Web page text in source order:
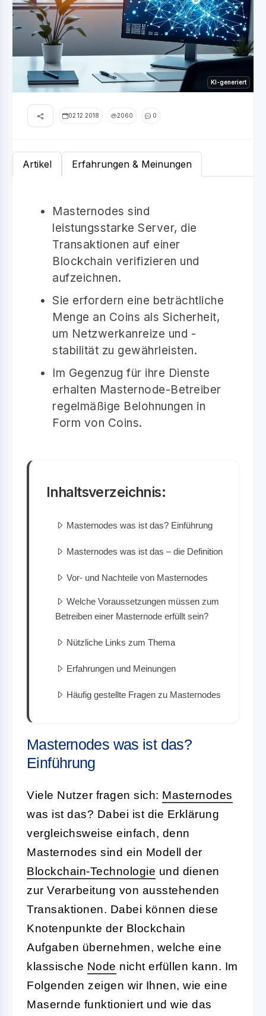
KI-generiert
02.12.2018 2060 0
Artikel Erfahrungen & Meinungen
Masternodes sind
leistungsstarke Server, die
Transaktionen auf einer
Blockchain verifizieren und
aufzeichnen.
Sie erfordern eine beträchtliche
Menge an Coins als Sicherheit,
um Netzwerkanreize und -
stabilität zu gewährleisten.
Im Gegenzug für ihre Dienste
erhalten Masternode-Betreiber
regelmäßige Belohnungen in
Form von Coins.
Inhaltsverzeichnis:
Masternodes was ist das? Einführung
Masternodes was ist das – die Definition
Vor- und Nachteile von Masternodes
Welche Voraussetzungen müssen zum
Betreiben einer Masternode erfüllt sein?
Nützliche Links zum Thema
Erfahrungen und Meinungen
Häufig gestellte Fragen zu Masternodes
Masternodes was ist das?
Einführung
Viele Nutzer fragen sich: Masternodes
was ist das? Dabei ist die Erklärung
vergleichsweise einfach, denn
Masternodes sind ein Modell der
Blockchain-Technologie und dienen
zur Verarbeitung von ausstehenden
Transaktionen. Dabei können diese
Knotenpunkte der Blockchain
Aufgaben übernehmen, welche eine
klassische Node nicht erfüllen kann. Im
Folgenden zeigen wir Ihnen, wie eine
Masernde funktioniert und wie das